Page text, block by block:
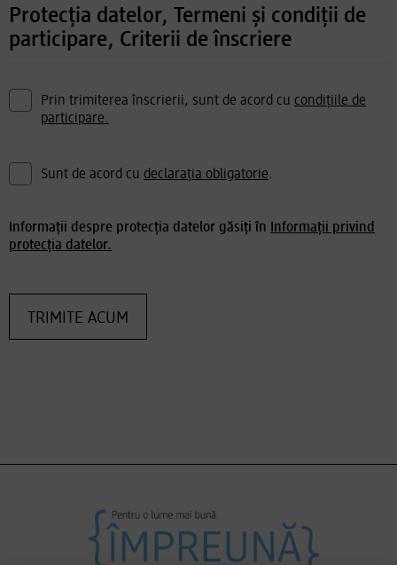
Protecția datelor, Termeni și condiții de
participare, Criterii de înscriere
Prin trimiterea înscrierii, sunt de acord cu condițiile de
participare.
Sunt de acord cu declarația obligatorie.
Informații despre protecția datelor găsiți în
Informații privind
protecția datelor.
TRIMITE ACUM